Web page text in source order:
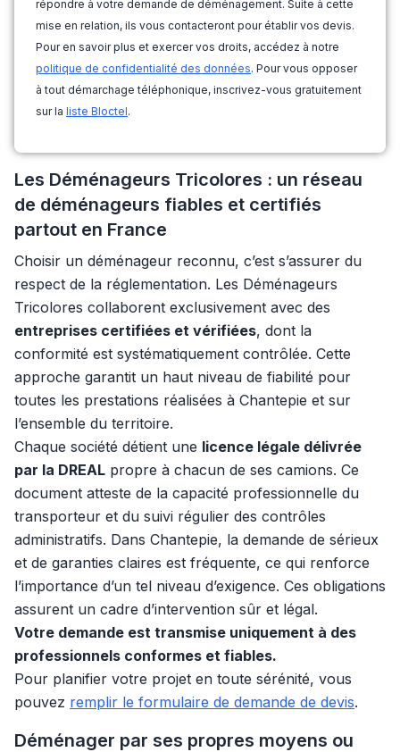
répondre à votre demande de déménagement. Suite à cette
mise en relation, ils vous contacteront pour établir vos devis.
Pour en savoir plus et exercer vos droits, accédez à notre
politique de confidentialité des données. Pour vous opposer
à tout démarchage téléphonique, inscrivez-vous gratuitement
sur la liste Bloctel.
Les Déménageurs Tricolores : un réseau
de déménageurs fiables et certifiés
partout en France
Choisir un déménageur reconnu, c’est s’assurer du
respect de la réglementation. Les Déménageurs
Tricolores collaborent exclusivement avec des
entreprises certifiées et vérifiées, dont la
conformité est systématiquement contrôlée. Cette
approche garantit un haut niveau de fiabilité pour
toutes les prestations réalisées à Chantepie et sur
l’ensemble du territoire.
Chaque société détient une licence légale délivrée
par la DREAL propre à chacun de ses camions. Ce
document atteste de la capacité professionnelle du
transporteur et du suivi régulier des contrôles
administratifs. Dans Chantepie, la demande de sérieux
et de garanties claires est fréquente, ce qui renforce
l’importance d’un tel niveau d’exigence. Ces obligations
assurent un cadre d’intervention sûr et légal.
Votre demande est transmise uniquement à des
professionnels conformes et fiables.
Pour planifier votre projet en toute sérénité, vous
pouvez remplir le formulaire de demande de devis.
Déménager par ses propres moyens ou